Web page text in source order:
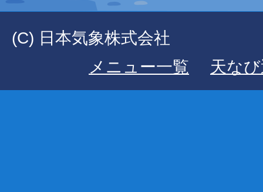
(C) 日本気象株式会社
メニュー一覧
天な